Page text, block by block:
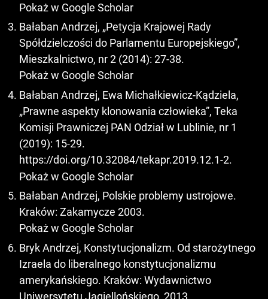
Pokaż w Google Scholar
Bałaban Andrzej, „Petycja Krajowej Rady
Spółdzielczości do Parlamentu Europejskiego”,
Mieszkalnictwo, nr 2 (2014): 27-38.
Pokaż w Google Scholar
Bałaban Andrzej, Ewa Michałkiewicz-Kądziela,
„Prawne aspekty klonowania człowieka”, Teka
Komisji Prawniczej PAN Odział w Lublinie, nr 1
(2019): 15-29.
https://doi.org/10.32084/tekapr.2019.12.1-2.
Pokaż w Google Scholar
Bałaban Andrzej, Polskie problemy ustrojowe.
Kraków: Zakamycze 2003.
Pokaż w Google Scholar
Bryk Andrzej, Konstytucjonalizm. Od starożytnego
Izraela do liberalnego konstytucjonalizmu
amerykańskiego. Kraków: Wydawnictwo
Uniwersytetu Jagiellońskiego, 2013.